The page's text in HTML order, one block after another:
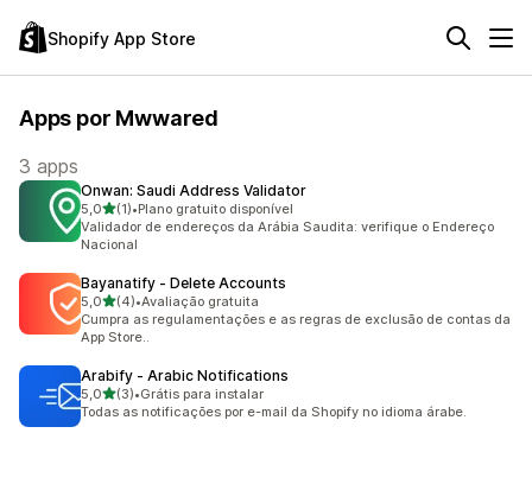
Shopify App Store
Apps por Mwwared
3 apps
Onwan: Saudi Address Validator
5,0de 5 estrelas
(1)
1 avaliações ao todo
•Plano gratuito disponível
Validador de endereços da Arábia Saudita: verifique o Endereço
Nacional
Bayanatify ‑ Delete Accounts
5,0de 5 estrelas
(4)
4 avaliações ao todo
•Avaliação gratuita
Cumpra as regulamentações e as regras de exclusão de contas da
App Store..
Arabify ‑ Arabic Notifications
5,0de 5 estrelas
(3)
3 avaliações ao todo
•Grátis para instalar
Todas as notificações por e-mail da Shopify no idioma árabe.